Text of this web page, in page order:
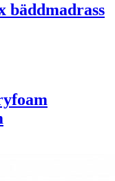
bäddmadrass